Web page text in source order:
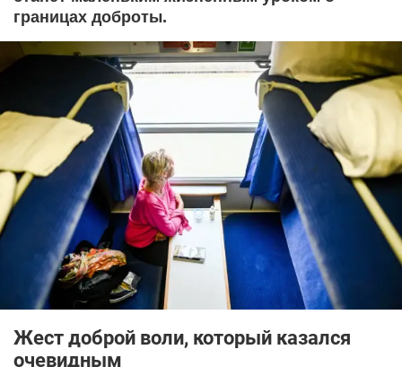
границах доброты.
Жест доброй воли, который казался
очевидным